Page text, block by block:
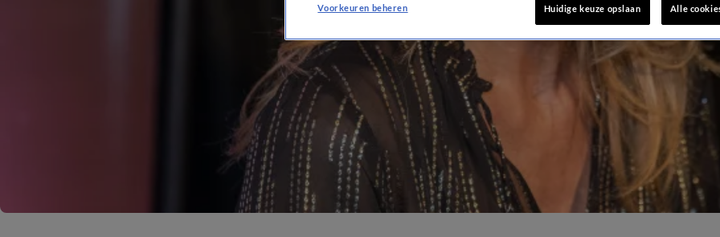
Voorkeuren beheren Huidige keuze opslaan Alle